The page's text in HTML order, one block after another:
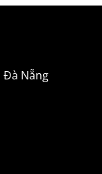
Đà Nẵng